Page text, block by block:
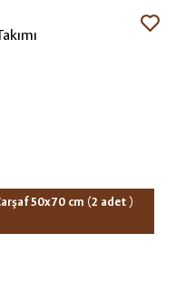
50x70 cm (2 adet )